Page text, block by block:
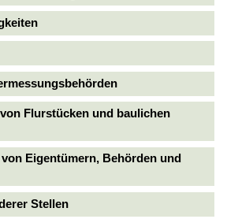
Flurstücken und baulichen
Eigentümern, Behörden und
Stellen